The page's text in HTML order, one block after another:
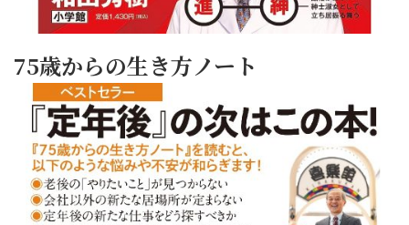
75歳からの生き方ノート